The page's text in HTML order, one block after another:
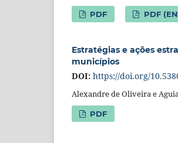
PDF PDF
Estratégias e ações
municípios
DOI: https://doi.org/
Alexandre de Oliveira e
PDF